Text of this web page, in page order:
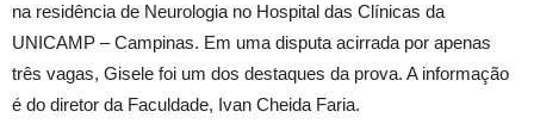
na residência de Neurologia no Hospital das Clínicas da
UNICAMP – Campinas. Em uma disputa acirrada por apenas
três vagas, Gisele foi um dos destaques da prova. A informação
é do diretor da Faculdade, Ivan Cheida Faria.